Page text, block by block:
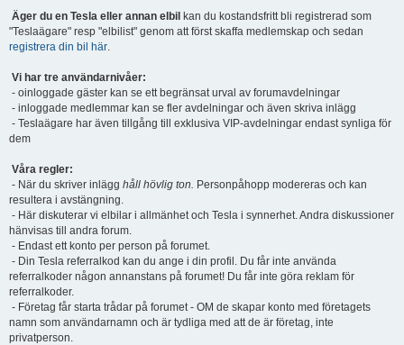
Äger du en Tesla eller annan elbil kan du kostandsfritt bli registrerad som
"Teslaägare" resp "elbilist" genom att först skaffa medlemskap och sedan
registrera din bil här.
Vi har tre användarnivåer:
- oinloggade gäster kan se ett begränsat urval av forumavdelningar
- inloggade medlemmar kan se fler avdelningar och även skriva inlägg
- Teslaägare har även tillgång till exklusiva VIP-avdelningar endast synliga för
dem
Våra regler:
- När du skriver inlägg håll hövlig ton. Personpåhopp modereras och kan
resultera i avstängning.
- Här diskuterar vi elbilar i allmänhet och Tesla i synnerhet. Andra diskussioner
hänvisas till andra forum.
- Endast ett konto per person på forumet.
- Din Tesla referralkod kan du ange i din profil. Du får inte använda
referralkoder någon annanstans på forumet! Du får inte göra reklam för
referralkoder.
- Företag får starta trådar på forumet - OM de skapar konto med företagets
namn som användarnamn och är tydliga med att de är företag, inte
privatperson.